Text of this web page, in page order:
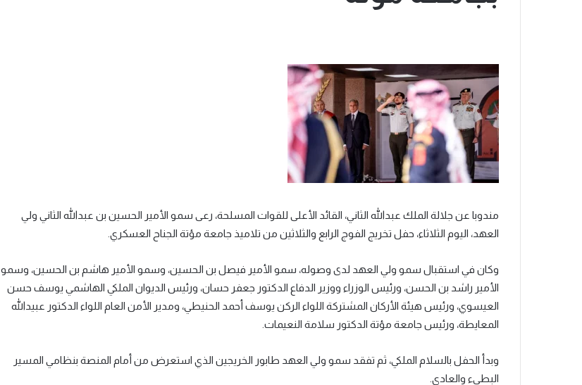
مندوبا عن جلالة الملك عبدالله الثاني، القائد الأعلى للقوات المسلحة، رعى سمو الأمير الحسين بن عبدالله الثاني ولي
العهد، اليوم الثلاثاء، حفل تخريج الفوج الرابع والثلاثين من تلاميذ جامعة مؤتة الجناح العسكري.
وكان في استقبال سمو ولي العهد لدى وصوله، سمو الأمير فيصل بن الحسين، وسمو الأمير هاشم بن الحسين، وسمو
الأمير راشد بن الحسن، ورئيس الوزراء ووزير الدفاع الدكتور جعفر حسان، ورئيس الديوان الملكي الهاشمي يوسف حسن
العيسوي، ورئيس هيئة الأركان المشتركة اللواء الركن يوسف أحمد الحنيطي، ومدير الأمن العام اللواء الدكتور عبيدالله
المعايطة، ورئيس جامعة مؤتة الدكتور سلامة النعيمات.
وبدأ الحفل بالسلام الملكي، ثم تفقد سمو ولي العهد طابور الخريجين الذي استعرض من أمام المنصة بنظامي المسير
البطيء والعادي.